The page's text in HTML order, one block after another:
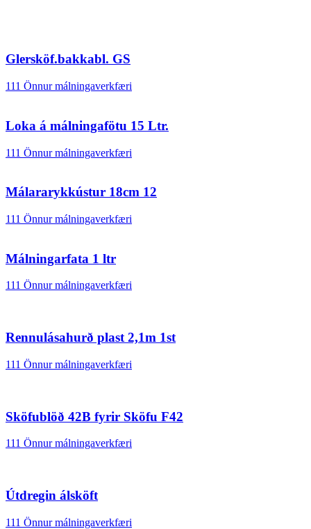
Glersköf.bakkabl. GS
111 Önnur málningaverkfæri
Loka á málningafötu 15 Ltr.
111 Önnur málningaverkfæri
Málararykkústur 18cm 12
111 Önnur málningaverkfæri
Málningarfata 1 ltr
111 Önnur málningaverkfæri
Rennulásahurð plast 2,1m 1st
111 Önnur málningaverkfæri
Sköfublöð 42B fyrir Sköfu F42
111 Önnur málningaverkfæri
Útdregin álsköft
111 Önnur málningaverkfæri